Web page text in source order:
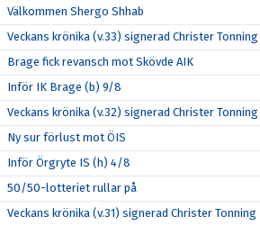
Välkommen Shergo Shhab
Veckans krönika (v.33) signerad Christer Tonning
Brage fick revansch mot Skövde AIK
Inför IK Brage (b) 9/8
Veckans krönika (v.32) signerad Christer Tonning
Ny sur förlust mot ÖIS
Inför Örgryte IS (h) 4/8
50/50-lotteriet rullar på
Veckans krönika (v.31) signerad Christer Tonning